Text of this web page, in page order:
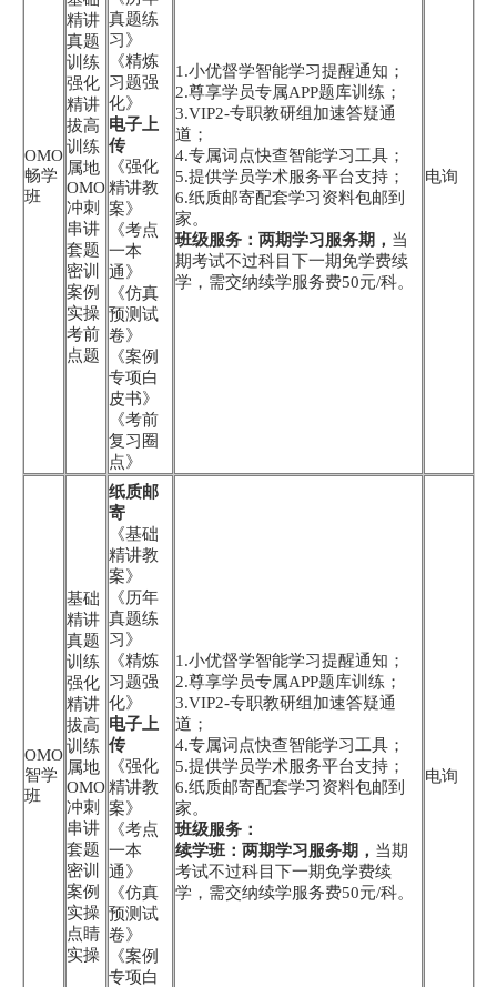
OMO
畅学
班
精讲
真题
训练
强化
精讲
拔高
训练
属地
OMO
冲刺
串讲
套题
密训
案例
实操
考前
点题
真题练
习》
《精炼
习题强
化》
电子上
传
《强化
精讲教
案》
《考点
一本
通》
《仿真
预测试
卷》
《案例
专项白
皮书》
《考前
复习圈
点》
1.小优督学智能学习提醒通知；
2.尊享学员专属APP题库训练；
3.VIP2-专职教研组加速答疑通
道；
4.专属词点快查智能学习工具；
5.提供学员学术服务平台支持；
6.纸质邮寄配套学习资料包邮到
家。
班级服务：两期学习服务期， 当
期考试不过科目下一期免学费续
学，需交纳续学服务费50元/科。
电询
OMO
智学
班
基础
精讲
真题
训练
强化
精讲
拔高
训练
属地
OMO
冲刺
串讲
套题
密训
案例
实操
点睛
实操
纸质邮
寄
《基础
精讲教
案》
《历年
真题练
习》
《精炼
习题强
化》
电子上
传
《强化
精讲教
案》
《考点
一本
通》
《仿真
预测试
卷》
《案例
专项白
1.小优督学智能学习提醒通知；
2.尊享学员专属APP题库训练；
3.VIP2-专职教研组加速答疑通
道；
4.专属词点快查智能学习工具；
5.提供学员学术服务平台支持；
6.纸质邮寄配套学习资料包邮到
家。
班级服务：
续学班：两期学习服务期， 当期
考试不过科目下一期免学费续
学，需交纳续学服务费50元/科。
电询